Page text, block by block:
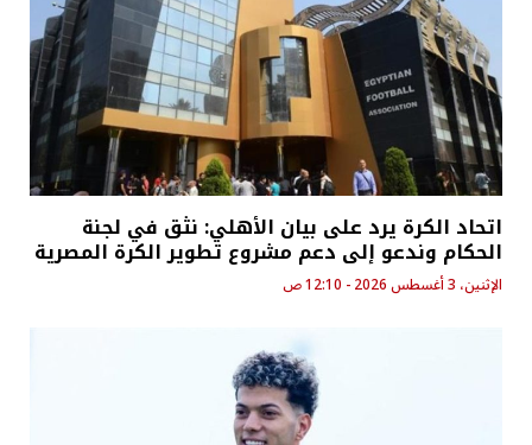
اتحاد الكرة يرد على بيان الأهلي: نثق في لجنة
الحكام وندعو إلى دعم مشروع تطوير الكرة المصرية
الإثنين، 3 أغسطس 2026 - 12:10 ص